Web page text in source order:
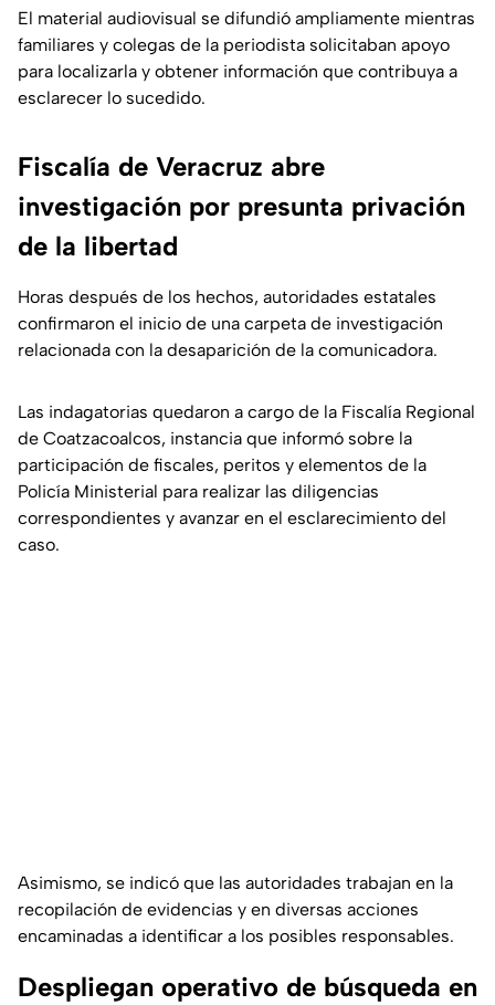
El material audiovisual se difundió ampliamente mientras
familiares y colegas de la periodista solicitaban apoyo
para localizarla y obtener información que contribuya a
esclarecer lo sucedido.
Fiscalía de Veracruz abre
investigación por presunta privación
de la libertad
Horas después de los hechos, autoridades estatales
confirmaron el inicio de una carpeta de investigación
relacionada con la desaparición de la comunicadora.
Las indagatorias quedaron a cargo de la Fiscalía Regional
de Coatzacoalcos, instancia que informó sobre la
participación de fiscales, peritos y elementos de la
Policía Ministerial para realizar las diligencias
correspondientes y avanzar en el esclarecimiento del
caso.
Asimismo, se indicó que las autoridades trabajan en la
recopilación de evidencias y en diversas acciones
encaminadas a identificar a los posibles responsables.
Despliegan operativo de búsqueda en